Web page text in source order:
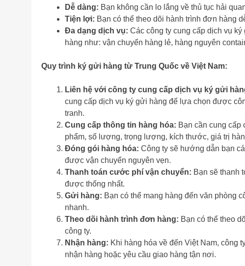
Dễ dàng: Bạn không cần lo lắng về thủ tục hải
Tiện lợi: Bạn có thể theo dõi hành trình đơn hàng
Đa dạng dịch vụ: Các công ty cung cấp dịch vụ
hàng như: vận chuyển hàng lẻ, hàng nguyên
Quy trình ký gửi hàng từ Trung Quốc về Việt Nam:
Liên hệ với công ty cung cấp dịch vụ ký gửi
cung cấp dịch vụ ký gửi hàng để lựa chọn được
tranh.
Cung cấp thông tin hàng hóa: Bạn cần cung cấp
phẩm, số lượng, trọng lượng, kích thước, giá trị
Đóng gói hàng hóa: Công ty sẽ hướng dẫn bạn
được vận chuyển nguyên vẹn.
Thanh toán cước phí vận chuyển: Bạn sẽ thanh
được thống nhất.
Gửi hàng: Bạn có thể mang hàng đến văn phòng
nhanh.
Theo dõi hành trình đơn hàng: Bạn có thể theo
công ty.
Nhận hàng: Khi hàng hóa về đến Việt Nam, công
nhận hàng hoặc yêu cầu giao hàng tận nơi.